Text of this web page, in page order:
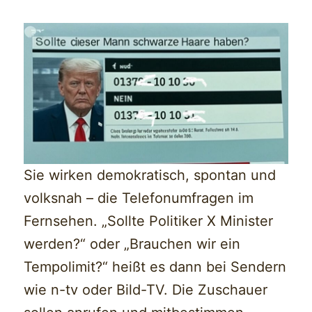
Sie wirken demokratisch, spontan und
volksnah – die Telefonumfragen im
Fernsehen. „Sollte Politiker X Minister
werden?“ oder „Brauchen wir ein
Tempolimit?“ heißt es dann bei Sendern
wie n-tv oder Bild-TV. Die Zuschauer